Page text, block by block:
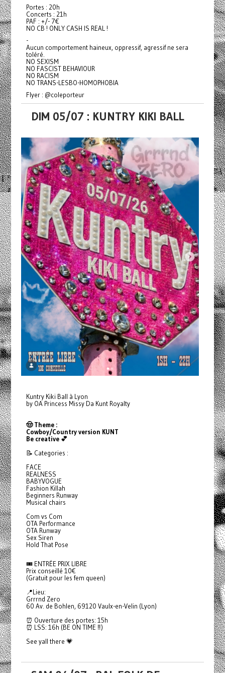
Portes : 20h
Concerts : 21h
PAF : +/- 7€
NO CB ! ONLY CASH IS REAL !
-
Aucun comportement haineux, oppressif, agressif ne sera
toléré.
NO SEXISM
NO FASCIST BEHAVIOUR
NO RACISM
NO TRANS-LESBO-HOMOPHOBIA
Flyer : @coleporteur
DIM 05/07 : KUNTRY KIKI BALL
Kuntry Kiki Ball à Lyon
by OA Princess Missy Da Kunt Royalty
🤠 Theme :
Cowboy/Country version KUNT
Be creative 💕
📝 Categories :
FACE
REALNESS
BABYVOGUE
Fashion Killah
Beginners Runway
Musical chairs
Com vs Com
OTA Performance
OTA Runway
Sex Siren
Hold That Pose
🎟️ ENTRÉE PRIX LIBRE
Prix conseillé 10€
(Gratuit pour les fem queen)
📍Lieu:
Grrrnd Zero
60 Av. de Bohlen, 69120 Vaulx-en-Velin (Lyon)
⏰ Ouverture des portes: 15h
⏰ LSS: 16h (BE ON TIME ‼️)
See yall there 💗